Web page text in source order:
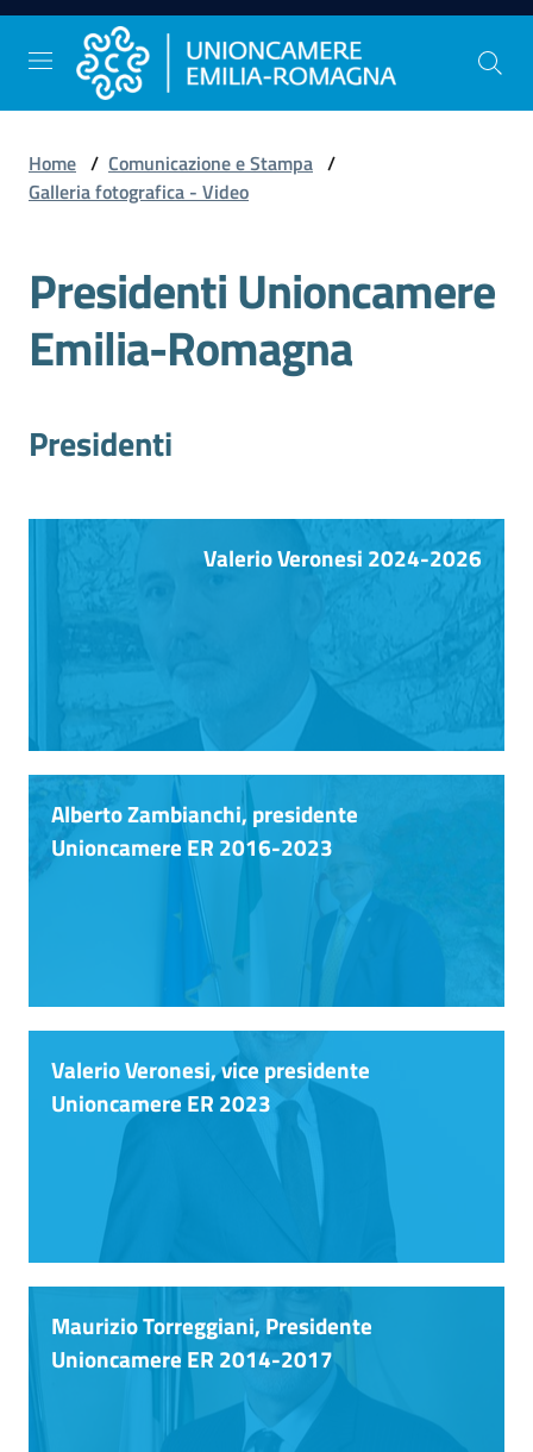
Vai al contenuto
Vai alla navigazione
Vai al footer
Comunicazione
Studi
e
al
Internazionalizzazione
delle
Imprese
su
Home / Comunicazione e Stampa /
Galleria fotografica - Video
Presidenti Unioncamere
Emilia-Romagna
Presidenti
Valerio Veronesi 2024-2026
Alberto Zambianchi, presidente
Unioncamere ER 2016-2023
Valerio Veronesi, vice presidente
Unioncamere ER 2023
Maurizio Torreggiani, Presidente
Unioncamere ER 2014-2017